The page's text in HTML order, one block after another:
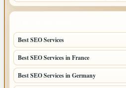
Best SEO Services
Best SEO Services in France
Best SEO Services in Germany